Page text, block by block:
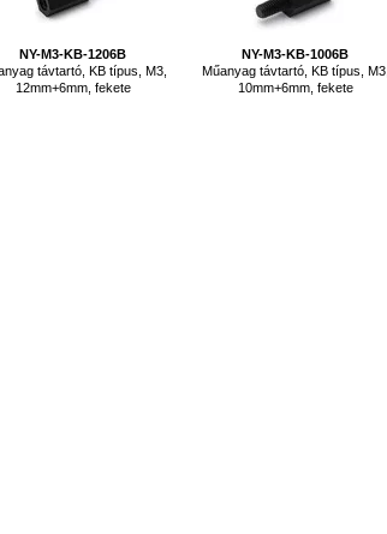
NY-M3-KB-1206B
távtartó, KB típus, M3,
12mm+6mm, fekete
NY-M3-KB-1006B
Műanyag távtartó, KB típus, M3,
10mm+6mm, fekete